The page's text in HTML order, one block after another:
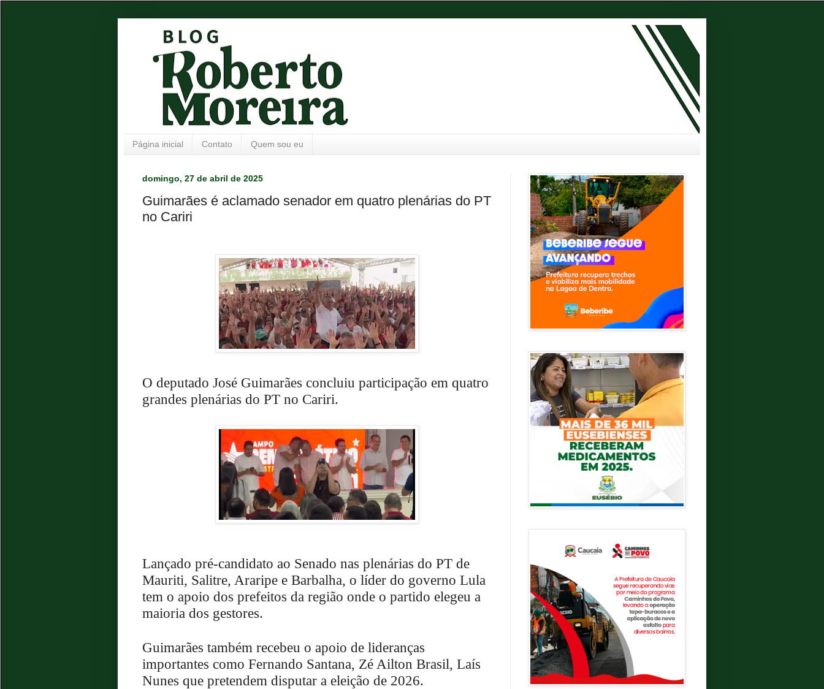
Página inicial Contato Quem sou eu
domingo, 27 de abril de 2025
Guimarães é aclamado senador em quatro plenárias do PT
no Cariri
O deputado José Guimarães concluiu participação em quatro
grandes plenárias do PT no Cariri.
Lançado pré-candidato ao Senado nas plenárias do PT de
Mauriti, Salitre, Araripe e Barbalha, o líder do governo Lula
tem o apoio dos prefeitos da região onde o partido elegeu a
maioria dos gestores.
Guimarães também recebeu o apoio de lideranças
importantes como Fernando Santana, Zé Ailton Brasil, Laís
Nunes que pretendem disputar a eleição de 2026.